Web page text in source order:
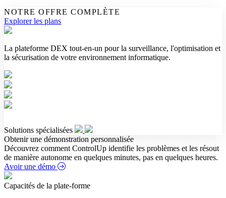
NOTRE OFFRE COMPLÈTE
Explorer les plans
La plateforme DEX tout-en-un pour la surveillance, l'optimisation et
la sécurisation de votre environnement informatique.
Solutions spécialisées
Obtenir une démonstration personnalisée
Découvrez comment ControlUp identifie les problèmes et les résout
de manière autonome en quelques minutes, pas en quelques heures.
Avoir une démo
Capacités de la plate-forme